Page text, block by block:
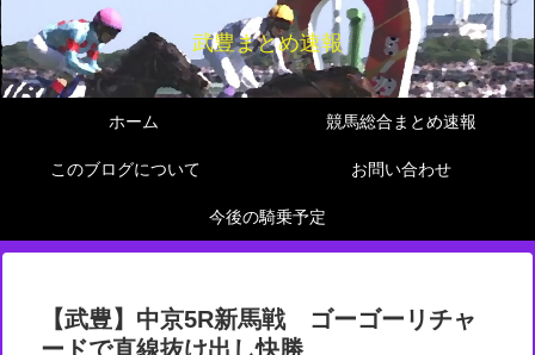
武豊まとめ速報
ホーム 競馬総合まとめ速報
このブログについて お問い合わせ
今後の騎乗予定
【武豊】中京5R新馬戦 ゴーゴーリチャ
ードで直線抜け出し快勝